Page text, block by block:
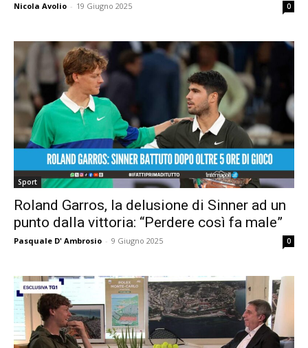
Nicola Avolio - 19 Giugno 2025 0
Sport
Roland Garros, la delusione di Sinner ad un
punto dalla vittoria: “Perdere così fa male”
Pasquale D' Ambrosio - 9 Giugno 2025 0